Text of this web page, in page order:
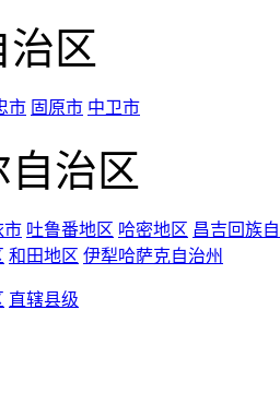
治区
市 固原市 中卫市
治区
市 吐鲁番地区 哈密地区 昌吉回族
和田地区 伊犁哈萨克自治州
直辖县级